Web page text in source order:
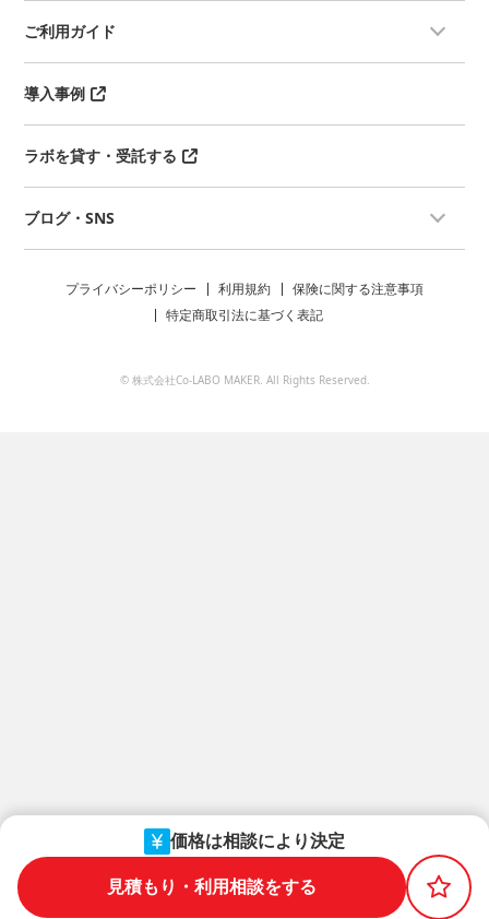
価格は相談により決定
見積もり・利用相談をする
ご利用ガイド
導入事例
ラボを貸す・受託する
ブログ・SNS
プライバシーポリシー 利用規約
保険に関する注意事項
特定商取引法に基づく表記
© 株式会社Co-LABO MAKER. All Rights Reserved.